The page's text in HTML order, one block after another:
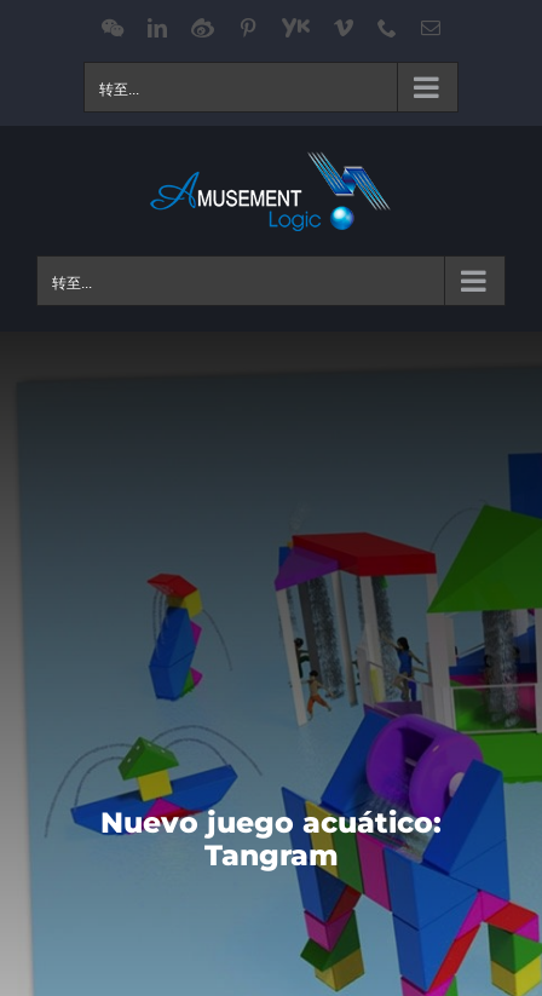
WeChatLinkedIn
Weibo Pinterest
Youku Vimeo Phone电
转至...
转至...
Nuevo juego acuático:
Tangram